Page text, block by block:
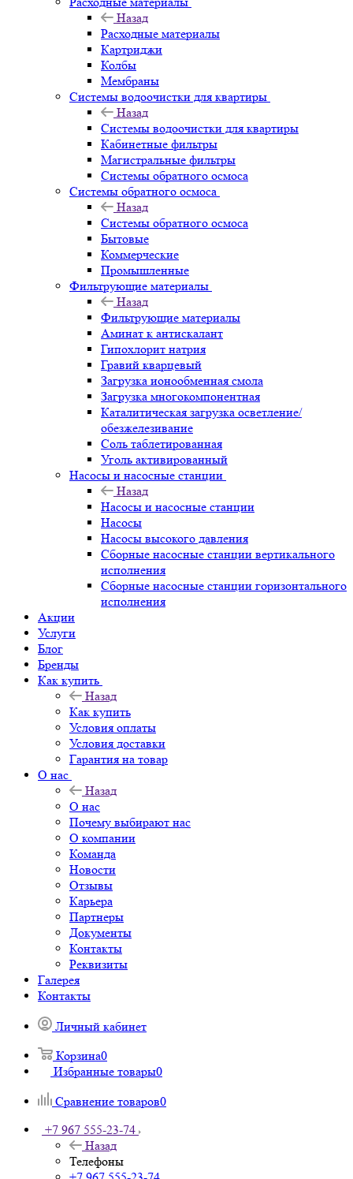
Назад
Расходные материалы
Картриджи
Колбы
Мембраны
Системы водоочистки для квартиры
Назад
Системы водоочистки для квартиры
Кабинетные фильтры
Магистральные фильтры
Системы обратного осмоса
Системы обратного осмоса
Назад
Системы обратного осмоса
Бытовые
Коммерческие
Промышленные
Фильтрующие материалы
Назад
Фильтрующие материалы
Аминат к антискалант
Гипохлорит натрия
Гравий кварцевый
Загрузка ионообменная смола
Загрузка многокомпонентная
Каталитическая загрузка осветление/
обезжелезивание
Соль таблетированная
Уголь активированный
Насосы и насосные станции
Назад
Насосы и насосные станции
Насосы
Насосы высокого давления
Сборные насосные станции вертикального
исполнения
Сборные насосные станции горизонтального
исполнения
Акции
Услуги
Блог
Бренды
Как купить
Назад
Как купить
Условия оплаты
Условия доставки
Гарантия на товар
О нас
Назад
О нас
Почему выбирают нас
О компании
Команда
Новости
Отзывы
Карьера
Партнеры
Документы
Контакты
Реквизиты
Галерея
Контакты
Личный кабинет
Корзина0
Избранные товары0
Сравнение товаров0
+7 967 555-23-74
Назад
Телефоны